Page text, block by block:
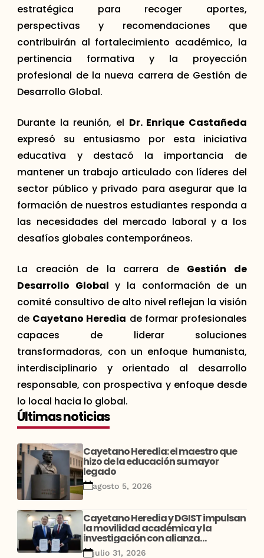
estratégica para recoger aportes,
perspectivas y recomendaciones que
contribuirán al fortalecimiento académico, la
pertinencia formativa y la proyección
profesional de la nueva carrera de Gestión de
Desarrollo Global.
Durante la reunión, el Dr. Enrique Castañeda
expresó su entusiasmo por esta iniciativa
educativa y destacó la importancia de
mantener un trabajo articulado con líderes del
sector público y privado para asegurar que la
formación de nuestros estudiantes responda a
las necesidades del mercado laboral y a los
desafíos globales contemporáneos.
La creación de la carrera de Gestión de
Desarrollo Global y la conformación de un
comité consultivo de alto nivel reflejan la visión
de Cayetano Heredia de formar profesionales
capaces de liderar soluciones
transformadoras, con un enfoque humanista,
interdisciplinario y orientado al desarrollo
responsable, con prospectiva y enfoque desde
lo local hacia lo global.
Últimas noticias
Cayetano Heredia: el maestro que
hizo de la educación su mayor
legado
agosto 5, 2026
Cayetano Heredia y DGIST impulsan
la movilidad académica y la
investigación con alianza
estratégica entre Perú y Corea
julio 31, 2026